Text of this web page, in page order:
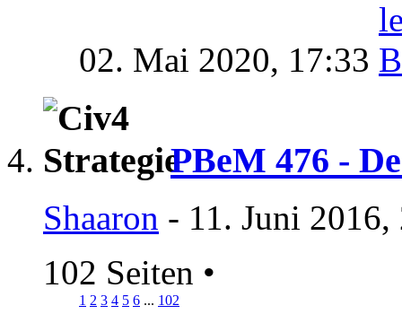
02. Mai 2020, 17:33
PBeM 476 -
Shaaron - 11. Juni
102 Seiten •
1 2 3 4 5 6 ... 102